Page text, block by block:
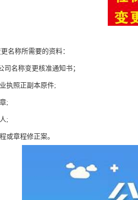
名称所需要的资料：
司名称变更核准通知书；
执照正副本原件;
;
;
或章程修正案。